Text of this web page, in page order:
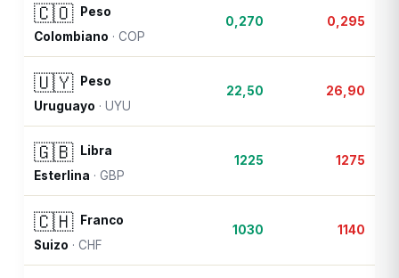
🇨🇴
Peso
Colombiano ·COP
0,270 0,295
🇺🇾
Peso
Uruguayo ·UYU
22,50 26,90
🇬🇧
Libra
Esterlina ·GBP
1225 1275
🇨🇭
Franco
Suizo ·CHF
1030 1140